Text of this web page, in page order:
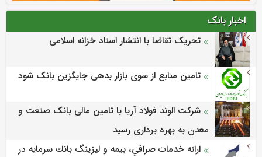
اخبار بانک
تحریک تقاضا با انتشار اسناد خزانه اسلامی
تامین منابع از سوی بازار بدهی جایگزین بانک شود
شرکت الوند فولاد آریا با تامین مالی بانک صنعت و
معدن به بهره برداری رسید
ارائه خدمات صرافي، بيمه و ليزينگ بانك سرمايه در